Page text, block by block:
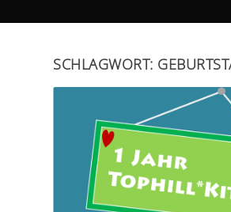
SCHLAGWORT: